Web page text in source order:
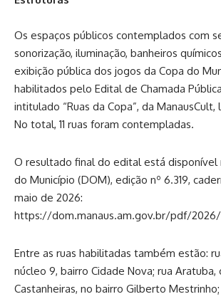
Os espaços públicos contemplados com
sonorização, iluminação, banheiros
exibição pública dos jogos da Copa do
habilitados pelo Edital de Chamada
intitulado “Ruas da Copa”, da
No total, 11 ruas foram contempladas.
O resultado final do edital está disponível
do Município (DOM), edição nº 6.319,
maio de 2026:
https://dom.manaus.am.gov.br/pdf/2026/
Entre as ruas habilitadas também estão:
núcleo 9, bairro Cidade Nova; rua Aratuba,
Castanheiras, no bairro Gilberto